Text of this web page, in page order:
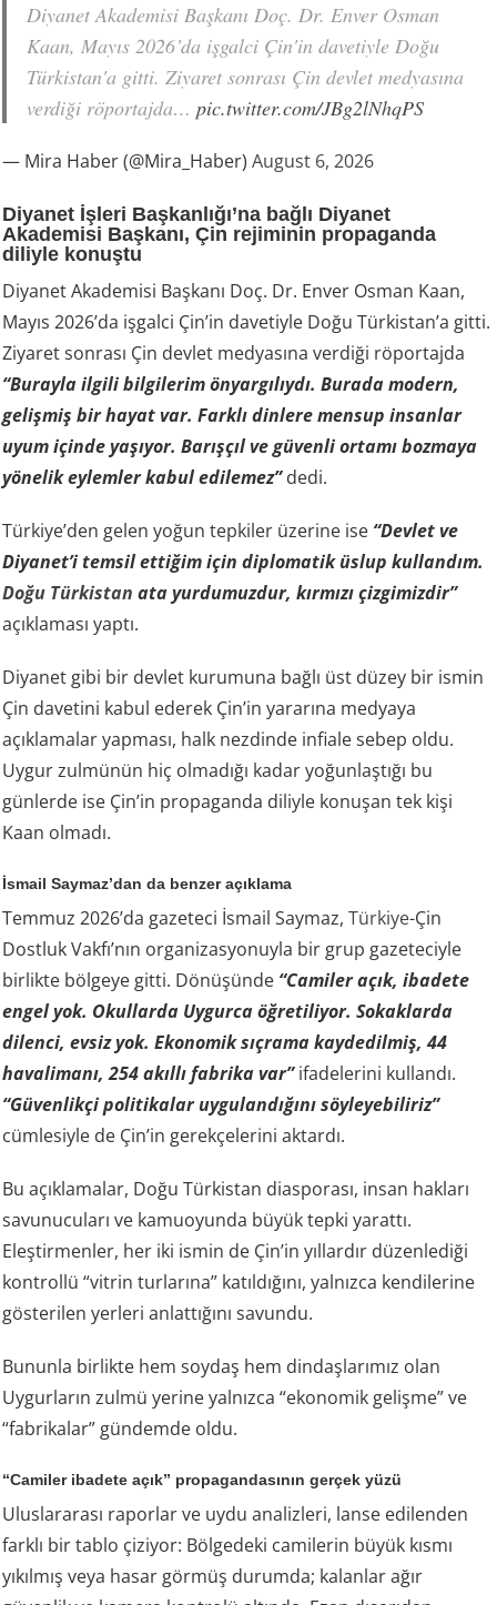
Diyanet Akademisi Başkanı Doç. Dr. Enver Osman
Kaan, Mayıs 2026’da işgalci Çin'in davetiyle Doğu
Türkistan'a gitti. Ziyaret sonrası Çin devlet medyasına
verdiği röportajda…pic.twitter.com/JBg2lNhqPS
— Mira Haber (@Mira_Haber)August 6, 2026
Diyanet İşleri Başkanlığı’na bağlı Diyanet
Akademisi Başkanı, Çin rejiminin propaganda
diliyle konuştu
Diyanet Akademisi Başkanı Doç. Dr. Enver Osman Kaan,
Mayıs 2026’da işgalci Çin’in davetiyle Doğu Türkistan’a gitti.
Ziyaret sonrası Çin devlet medyasına verdiği röportajda
“Burayla ilgili bilgilerim önyargılıydı. Burada modern,
gelişmiş bir hayat var. Farklı dinlere mensup insanlar
uyum içinde yaşıyor. Barışçıl ve güvenli ortamı bozmaya
yönelik eylemler kabul edilemez”dedi.
Türkiye’den gelen yoğun tepkiler üzerine ise “Devlet ve
Diyanet’i temsil ettiğim için diplomatik üslup kullandım.
Doğu Türkistan ata yurdumuzdur, kırmızı çizgimizdir”
açıklaması yaptı.
Diyanet gibi bir devlet kurumuna bağlı üst düzey bir ismin
Çin davetini kabul ederek Çin’in yararına medyaya
açıklamalar yapması, halk nezdinde infiale sebep oldu.
Uygur zulmünün hiç olmadığı kadar yoğunlaştığı bu
günlerde ise Çin’in propaganda diliyle konuşan tek kişi
Kaan olmadı.
İsmail Saymaz’dan da benzer açıklama
Temmuz 2026’da gazeteci İsmail Saymaz,Türkiye-Çin
Dostluk Vakfı’nın organizasyonuyla bir grup gazeteciyle
birlikte bölgeye gitti. Dönüşünde “Camiler açık, ibadete
engel yok. Okullarda Uygurca öğretiliyor. Sokaklarda
dilenci, evsiz yok. Ekonomik sıçrama kaydedilmiş, 44
havalimanı, 254 akıllı fabrika var” ifadelerini kullandı.
“Güvenlikçi politikalar uygulandığını söyleyebiliriz”
cümlesiyle de Çin’in gerekçelerini aktardı.
Bu açıklamalar, Doğu Türkistan diasporası, insan hakları
savunucuları ve kamuoyunda büyük tepki yarattı.
Eleştirmenler, her iki ismin de Çin’in yıllardır düzenlediği
kontrollü “vitrin turlarına” katıldığını, yalnızca kendilerine
gösterilen yerleri anlattığını savundu.
Bununla birlikte hem soydaş hem dindaşlarımız olan
Uygurların zulmü yerine yalnızca “ekonomik gelişme” ve
“fabrikalar” gündemde oldu.
“Camiler ibadete açık” propagandasının gerçek yüzü
Uluslararası raporlar ve uydu analizleri, lanse edilenden
farklı bir tablo çiziyor: Bölgedeki camilerin büyük kısmı
yıkılmış veya hasar görmüş durumda; kalanlar ağır